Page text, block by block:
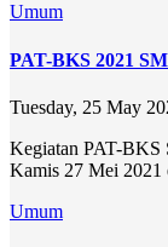
Umum
PAT-BKS 2021
Tuesday, 25 May
Kegiatan PAT-BKS
Kamis 27 Mei 2021
Umum